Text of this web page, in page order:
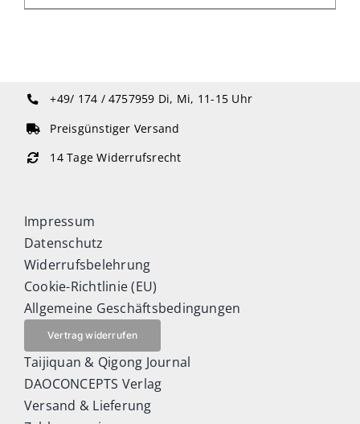
+49/ 174 / 4757959 Di, Mi, 11-15 Uhr
Preisgünstiger Versand
14 Tage Widerrufsrecht
Impressum
Datenschutz
Widerrufsbelehrung
Cookie-Richtlinie (EU)
Allgemeine Geschäftsbedingungen
Vertrag widerrufen
Taijiquan & Qigong Journal
DAOCONCEPTS Verlag
Versand & Lieferung